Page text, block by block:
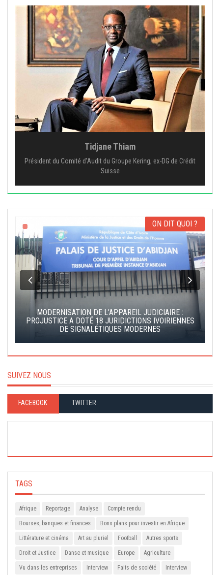
Tidjane Thiam
Président du Comité d'Audit du Groupe Kering, ex-DG de Crédit
Suisse
ON DIT QUOI ?
MODERNISATION DE L’APPAREIL JUDICIAIRE :
PROJUSTICE A DOTÉ 18 JURIDICTIONS IVOIRIENNES
DE SIGNALÉTIQUES MODERNES
SUIVEZ NOUS
FACEBOOK TWITTER
TAGS
Afrique Reportage Analyse Compte rendu
Bourses, banques et finances Bons plans pour investir en Afrique
Littérature et cinéma Art au pluriel Football Autres sports
Droit et Justice Danse et musique Europe Agriculture
Vu dans les entreprises Interview Faits de société Interview